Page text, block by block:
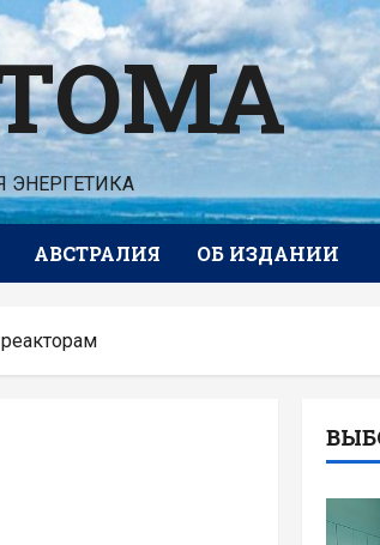
ЭНЕРГЕТИКА
АВСТРАЛИЯ ОБ ИЗДАНИИ